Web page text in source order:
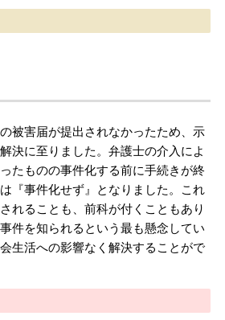
被害届が提出されなかったため、示
決に至りました。弁護士の介入によ
たものの事件化する前に手続きが終
『事件化せず』となりました。これ
れることも、前科が付くこともあり
件を知られるという最も懸念してい
生活への影響なく解決することがで